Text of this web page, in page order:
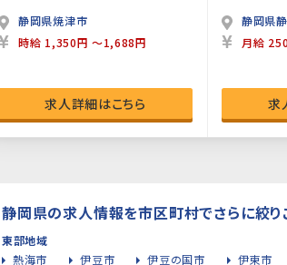
静岡県焼津市
時給 1,350円 ～1,688円
求人詳細はこちら
静岡県
月給
求
静岡県の求人情報を市区町村でさらに絞り
東部地域
熱海市
伊豆市 伊豆の国市 伊東市